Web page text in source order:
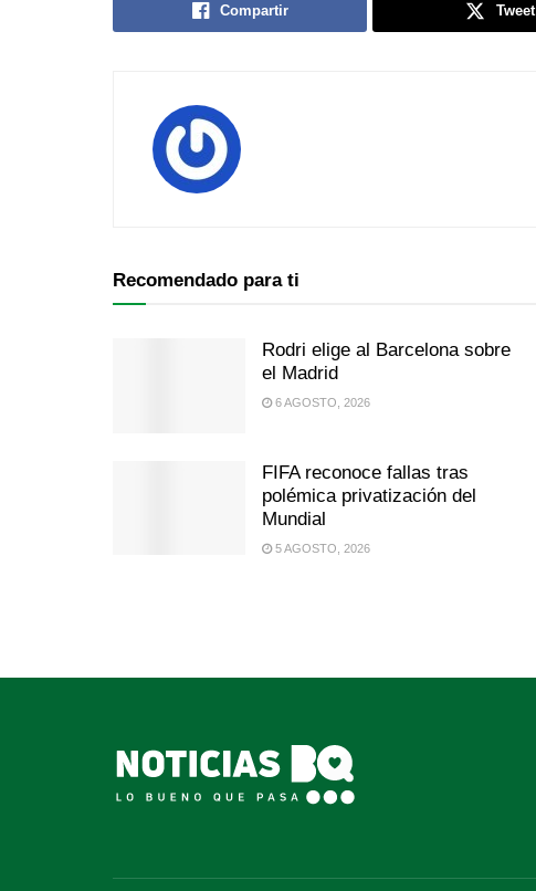
Compartir Tweet
Recomendado para ti
Rodri elige al Barcelona sobre
el Madrid
6 AGOSTO, 2026
FIFA reconoce fallas tras
polémica privatización del
Mundial
5 AGOSTO, 2026